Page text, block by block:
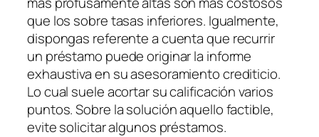
que los sobre tasas inferiores. Igualmente,
dispongas referente a cuenta que recurrir
un préstamo puede originar la informe
exhaustiva en su asesoramiento crediticio.
Lo cual suele acortar su calificación varios
puntos. Sobre la solución aquello factible,
evite solicitar algunos préstamos.